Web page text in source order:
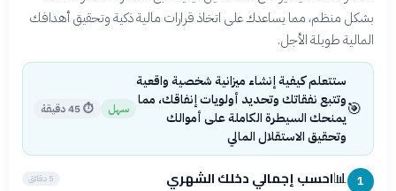
بشكل منظم، مما يساعدك على اتخاذ قرارات مالية ذكية وتحقيق أهدافك
المالية طويلة الأجل.
🎯
ستتعلم كيفية إنشاء ميزانية شخصية واقعية
وتتبع نفقاتك وتحديد أولويات إنفاقك، مما
يمنحك السيطرة الكاملة على أموالك
وتحقيق الاستقلال المالي
سهل ⏱45 دقيقة
1
📊احسب إجمالي دخلك الشهري 5 دقائق